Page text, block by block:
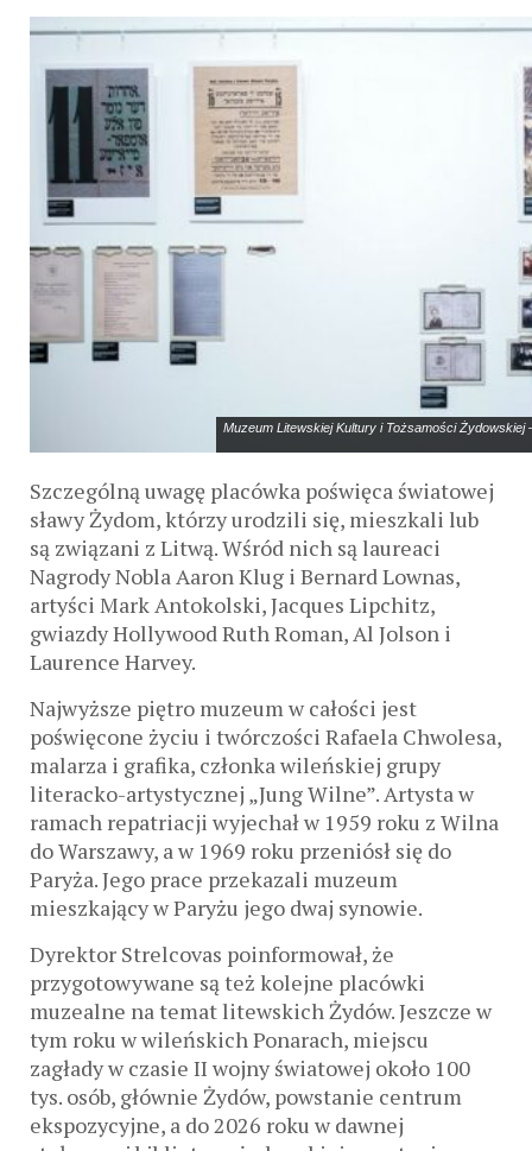
Muzeum Litewskiej Kultury i Tożsamości Żydowskiej
Szczególną uwagę placówka poświęca światowej
sławy Żydom, którzy urodzili się, mieszkali lub
są związani z Litwą. Wśród nich są laureaci
Nagrody Nobla Aaron Klug i Bernard Lownas,
artyści Mark Antokolski, Jacques Lipchitz,
gwiazdy Hollywood Ruth Roman, Al Jolson i
Laurence Harvey.
Najwyższe piętro muzeum w całości jest
poświęcone życiu i twórczości Rafaela Chwolesa,
malarza i grafika, członka wileńskiej grupy
literacko-artystycznej „Jung Wilne”. Artysta w
ramach repatriacji wyjechał w 1959 roku z Wilna
do Warszawy, a w 1969 roku przeniósł się do
Paryża. Jego prace przekazali muzeum
mieszkający w Paryżu jego dwaj synowie.
Dyrektor Strelcovas poinformował, że
przygotowywane są też kolejne placówki
muzealne na temat litewskich Żydów. Jeszcze w
tym roku w wileńskich Ponarach, miejscu
zagłady w czasie II wojny światowej około 100
tys. osób, głównie Żydów, powstanie centrum
ekspozycyjne, a do 2026 roku w dawnej